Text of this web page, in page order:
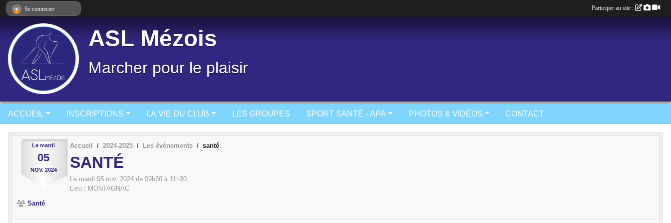
ASL Mézois
Marcher pour le plaisir
ACCUEIL INSCRIPTIONS LA VIE DU CLUB LES GROUPES SPORT SANTÉ - APA PHOTOS & VIDÉOS CONTACT
Le mardi
05
NOV. 2024
Accueil 2024-2025 Les évènements santé
SANTÉ
Le mardi 05 nov. 2024 de 09h30 à 11h30
Lieu : MONTAGNAC
Santé
Se connecter Participer au site :
Panneau de gestion des cookies